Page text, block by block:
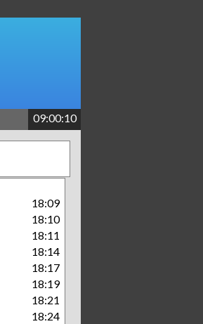
09:00:10
18:09
18:10
18:11
18:14
18:17
18:19
18:21
18:24